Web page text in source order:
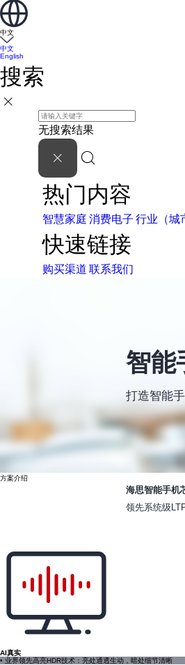
中文
中文
English
搜索
无搜索结果
热门内容
智慧家庭 消费电子 行业（城
快速链接
购买渠道 联系我们
智能
打造智能
方案介绍
海思智能手机
领先系统级
AI真实
• 业界领先高亮HDR技术：亮处通透生动，暗处细节清晰